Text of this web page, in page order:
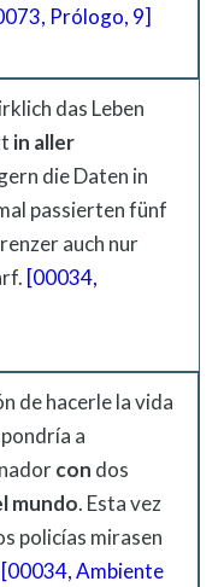
Prólogo, 9]
das Leben
in aller
die Daten in
passierten fünf
auch nur
[00034,
de hacerle la vida
a
con dos
mundo. Esta vez
policías mirasen
[00034, Ambiente